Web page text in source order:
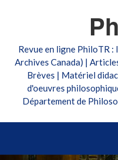
Revue en ligne PhiloTR
Archives Canada) |
Brèves | Matériel
d'oeuvres
Département de